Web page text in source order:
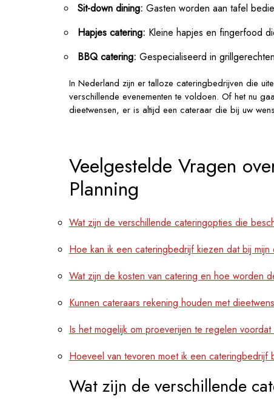
Sit-down dining: Gasten worden aan tafel
Hapjes catering: Kleine hapjes en fingerfood
BBQ catering: Gespecialiseerd in
In Nederland zijn er talloze cateringbedrijven die
verschillende evenementen te voldoen. Of het nu
dieetwensen, er is altijd een cateraar die bij uw
Veelgestelde Vragen
Planning
Wat zijn de verschillende cateringopties die
Hoe kan ik een cateringbedrijf kiezen dat bij mijn
Wat zijn de kosten van catering en hoe worden
Kunnen cateraars rekening houden met
Is het mogelijk om proeverijen te regelen
Hoeveel van tevoren moet ik een cateringbedrijf
Wat zijn de verschillende